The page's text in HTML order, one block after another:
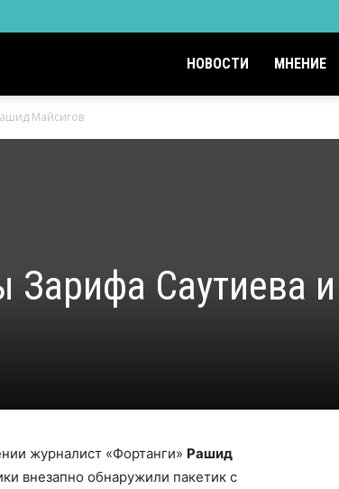
НОВОСТИ МНЕНИЕ
Майсигов
Саутиева и
журналист «Фортанги» Рашид
внезапно обнаружили пакетик с